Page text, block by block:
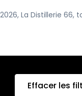
2026, La Distillerie
Effacer les